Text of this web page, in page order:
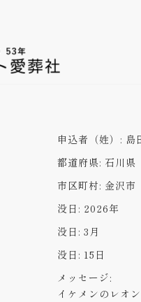
申込者（姓）: 島
都道府県: 石川県
市区町村: 金沢市
没日: 2026年
没日: 3月
没日: 15日
メッセージ:
イケメンのレオ